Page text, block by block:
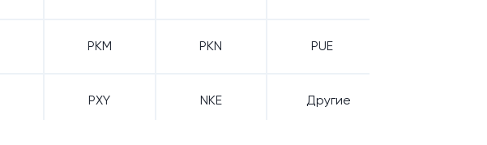
PKM PKN PUE
PXY NKE Другие